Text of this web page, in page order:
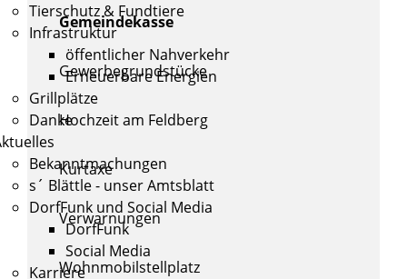
Tierschutz & Fundtiere
Infrastruktur
öffentlicher Nahverkehr
Erneuerbare Energien
Grillplätze
Danke
Bekanntmachungen
s´ Blättle - unser Amtsblatt
DorfFunk und Social Media
DorfFunk
Social Media
Karriere
Gemeindekasse
Gewerbegrundstücke
Hochzeit am Feldberg
Kurtaxe
Verwarnungen
Wohnmobilstellplatz